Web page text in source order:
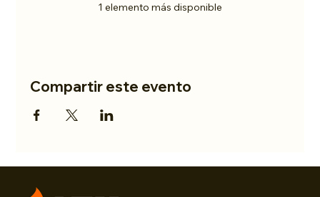
1 elemento más disponible
Compartir este evento